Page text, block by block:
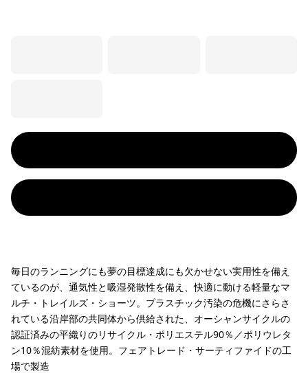
毎日のランニングにも夢の目標達成にも欠かせない実用性を備え
ているのが、通気性と吸湿発散性を備え、快適に動ける軽量なマ
ルチ・トレイルズ・ショーツ。プラスチック汚染の危機にさらさ
れている沿岸部の共同体から供給された、オーシャンサイクルの
認証済みの平織りのリサイクル・ポリエステル90％／ポリウレタ
ン10％混紡素材を使用。フェアトレード・サーティファイドの工
場で製造